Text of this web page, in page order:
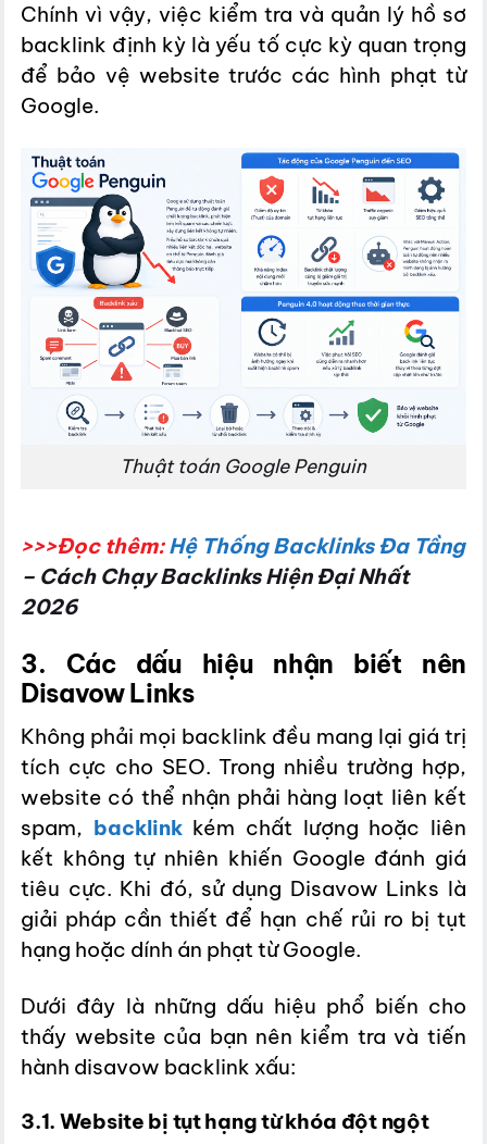
Chính vì vậy, việc kiểm tra và quản lý hồ sơ
backlink định kỳ là yếu tố cực kỳ quan trọng
để bảo vệ website trước các hình phạt từ
Google.
Thuật toán Google Penguin
>>>Đọc thêm: Hệ Thống Backlinks Đa Tầng
– Cách Chạy Backlinks Hiện Đại Nhất
2026
3. Các dấu hiệu nhận biết nên
Disavow Links
Không phải mọi backlink đều mang lại giá trị
tích cực cho SEO. Trong nhiều trường hợp,
website có thể nhận phải hàng loạt liên kết
spam, backlinkkém chất lượng hoặc liên
kết không tự nhiên khiến Google đánh giá
tiêu cực. Khi đó, sử dụng Disavow Links là
giải pháp cần thiết để hạn chế rủi ro bị tụt
hạng hoặc dính án phạt từ Google.
Dưới đây là những dấu hiệu phổ biến cho
thấy website của bạn nên kiểm tra và tiến
hành disavow backlink xấu:
3.1. Website bị tụt hạng từ khóa đột ngột